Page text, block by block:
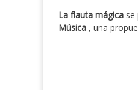
La flauta mágica se
Música , una